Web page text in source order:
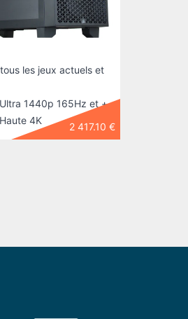
2 417.10 €
les jeux actuels et
1440p 165Hz et +
4K